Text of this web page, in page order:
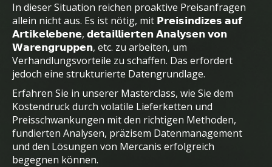
In dieser Situation reichen proaktive Preisanfragen
allein nicht aus. Es ist nötig, mit 𝗣𝗿𝗲𝗶𝘀𝗶𝗻𝗱𝗶𝘇𝗲𝘀 𝗮𝘂𝗳
𝗔𝗿𝘁𝗶𝗸𝗲𝗹𝗲𝗯𝗲𝗻𝗲, 𝗱𝗲𝘁𝗮𝗶𝗹𝗹𝗶𝗲𝗿𝘁𝗲𝗻 𝗔𝗻𝗮𝗹𝘆𝘀𝗲𝗻 𝘃𝗼𝗻
𝗪𝗮𝗿𝗲𝗻𝗴𝗿𝘂𝗽𝗽𝗲𝗻, etc. zu arbeiten, um
Verhandlungsvorteile zu schaffen. Das erfordert
jedoch eine strukturierte Datengrundlage.
Erfahren Sie in unserer Masterclass, wie Sie dem
Kostendruck durch volatile Lieferketten und
Preisschwankungen mit den richtigen Methoden,
fundierten Analysen, präzisem Datenmanagement
und den Lösungen von Mercanis erfolgreich
begegnen können.